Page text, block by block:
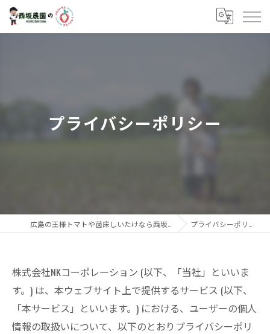
プライバシーポリシー
プライバシーポリシー
株式会社NKコーポレーション (以下、「当社」といいま
す。) は、本ウェブサイト上で提供するサービス (以下、
「本サービス」といいます。) における、ユーザーの個人
情報の取扱いについて、以下のとおりプライバシーポリ